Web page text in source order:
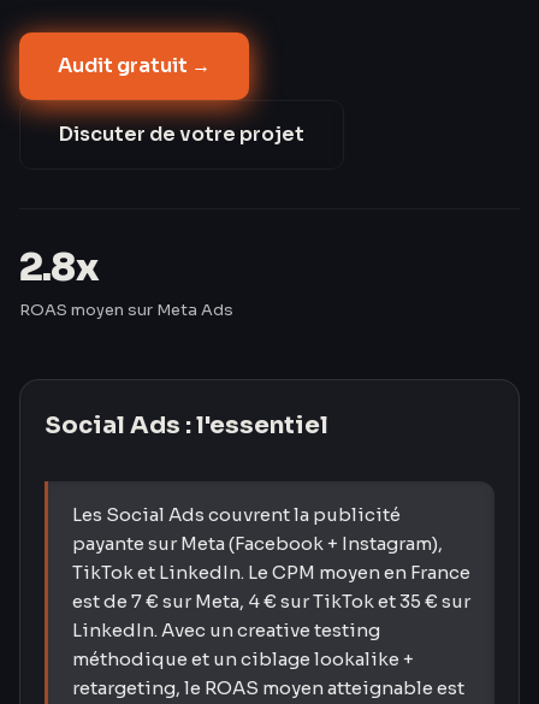
Social Ads créent la demande là où Google Ads la
capture. Nos campagnes atteignent un CPA réduit
de 42 % après 60 jours d'optimisation.
Audit gratuit →
Discuter de votre projet
2.8x
ROAS moyen sur Meta Ads
Social Ads : l'essentiel
Les Social Ads couvrent la publicité
payante sur Meta (Facebook + Instagram),
TikTok et LinkedIn. Le CPM moyen en France
est de 7 € sur Meta, 4 € sur TikTok et 35 € sur
LinkedIn. Avec un creative testing
méthodique et un ciblage lookalike +
retargeting, le ROAS moyen atteignable est